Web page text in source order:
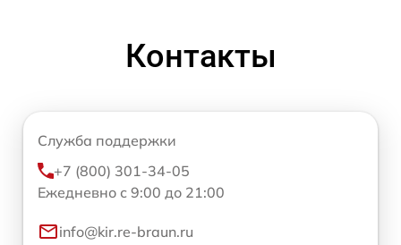
Контакты
Служба поддержки
+7 (800) 301-34-05
Ежедневно с 9:00 до 21:00
info@kir.re-braun.ru